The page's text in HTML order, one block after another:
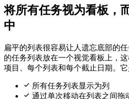
将所有任务视为看板，
中
扁平的列表很容易让人遗忘底部的任
的任务列表放在一个视觉看板上，
项目、每个列表和每个截止日期。它
所有任务列表显示为列
通过单次移动在列表之间拖